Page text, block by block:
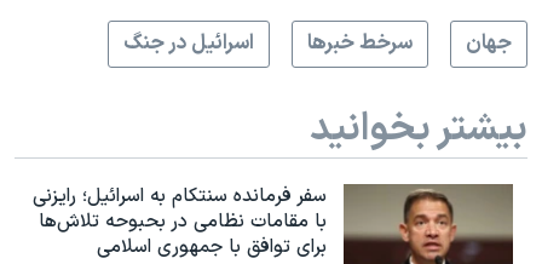
جهان
سرخط خبرها اسرائیل در جنگ
بیشتر بخوانید
سفر فرمانده سنتکام به اسرائیل؛ رایزنی
با مقامات نظامی در بحبوحه تلاش‌ها
برای توافق با جمهوری اسلامی